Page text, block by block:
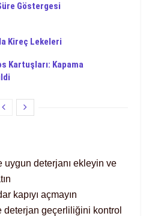
Göstergesi
Kireç Lekeleri
Kartuşları: Kapama
deterjanı ekleyin ve
kapıyı açmayın
deterjan geçerliliğini kontrol